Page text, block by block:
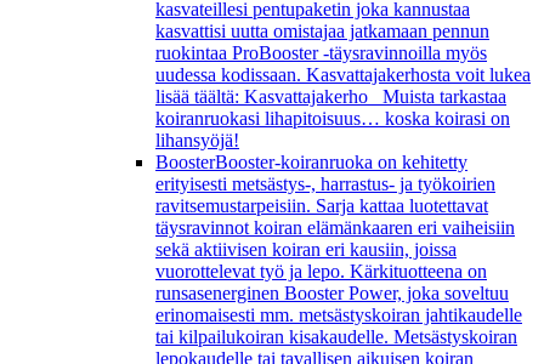
kasvateillesi pentupaketin joka kannustaa
kasvattisi uutta omistajaa jatkamaan pennun
ruokintaa ProBooster -täysravinnoilla myös
uudessa kodissaan. Kasvattajakerhosta voit lukea
lisää täältä: Kasvattajakerho Muista tarkastaa
koiranruokasi lihapitoisuus… koska koirasi on
lihansyöjä!
BoosterBooster-koiranruoka on kehitetty
erityisesti metsästys-, harrastus- ja työkoirien
ravitsemustarpeisiin. Sarja kattaa luotettavat
täysravinnot koiran elämänkaaren eri vaiheisiin
sekä aktiivisen koiran eri kausiin, joissa
vuorottelevat työ ja lepo. Kärkituotteena on
runsasenerginen Booster Power, joka soveltuu
erinomaisesti mm. metsästyskoiran jahtikaudelle
tai kilpailukoiran kisakaudelle. Metsästyskoiran
lepokaudelle tai tavallisen aikuisen koiran